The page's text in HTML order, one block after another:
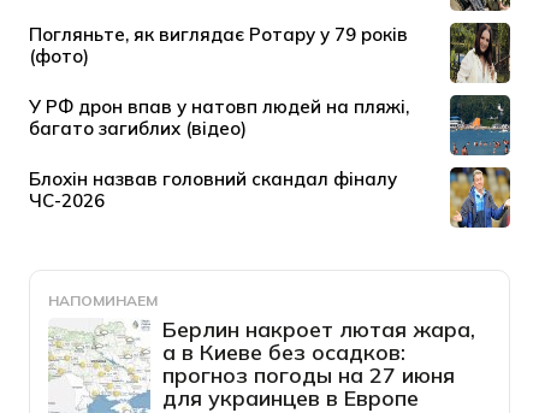
НАПОМИНАЕМ
Берлин накроет лютая жара,
а в Киеве без осадков:
прогноз погоды на 27 июня
для украинцев в Европе